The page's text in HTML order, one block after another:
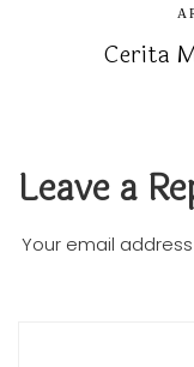
Cerita
Leave a
Your email